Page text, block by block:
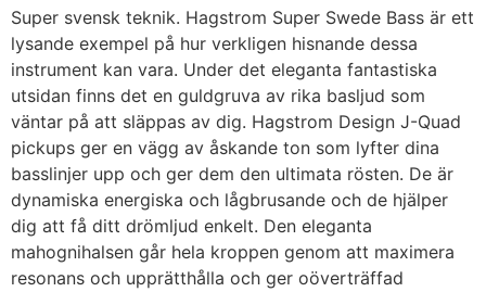
Super svensk teknik. Hagstrom Super Swede Bass är ett
lysande exempel på hur verkligen hisnande dessa
instrument kan vara. Under det eleganta fantastiska
utsidan finns det en guldgruva av rika basljud som
väntar på att släppas av dig. Hagstrom Design J-Quad
pickups ger en vägg av åskande ton som lyfter dina
basslinjer upp och ger dem den ultimata rösten. De är
dynamiska energiska och lågbrusande och de hjälper
dig att få ditt drömljud enkelt. Den eleganta
mahognihalsen går hela kroppen genom att maximera
resonans och upprätthålla och ger oöverträffad